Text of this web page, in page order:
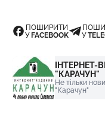
ПОШИРИТИ
У FACEBOOK
У
"КАРАЧУН"
Не тільки
"Карачун"